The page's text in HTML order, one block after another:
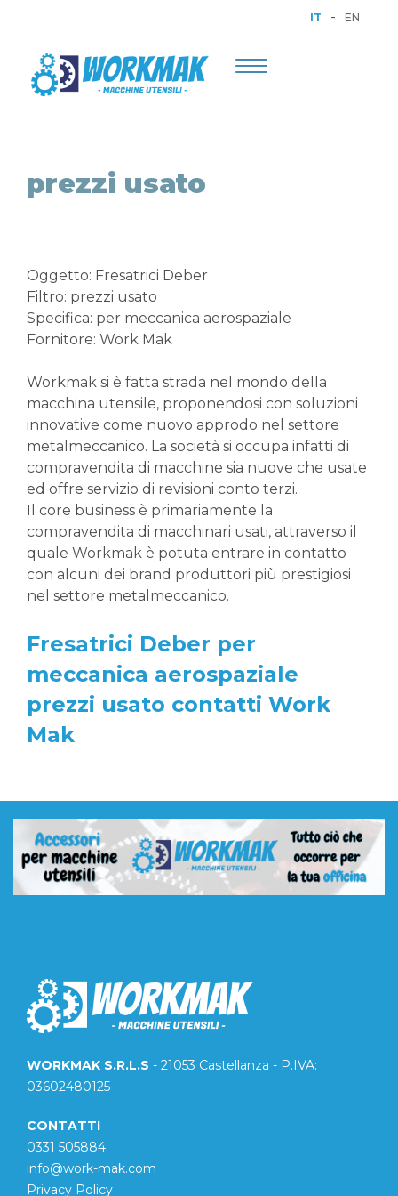
IT - EN
Toggle
prezzi usato
Oggetto: Fresatrici Deber
Filtro: prezzi usato
Specifica: per meccanica aerospaziale
Fornitore: Work Mak
Workmak si è fatta strada nel mondo della
macchina utensile, proponendosi con soluzioni
innovative come nuovo approdo nel settore
metalmeccanico. La società si occupa infatti di
compravendita di macchine sia nuove che usate
ed offre servizio di revisioni conto terzi.
Il core business è primariamente la
compravendita di macchinari usati, attraverso il
quale Workmak è potuta entrare in contatto
con alcuni dei brand produttori più prestigiosi
nel settore metalmeccanico.
Fresatrici Deber per
meccanica aerospaziale
prezzi usato contatti Work
Mak
WORKMAK S.R.L.S - 21053 Castellanza - P.IVA:
03602480125
CONTATTI
0331 505884
info@work-mak.com
Privacy Policy